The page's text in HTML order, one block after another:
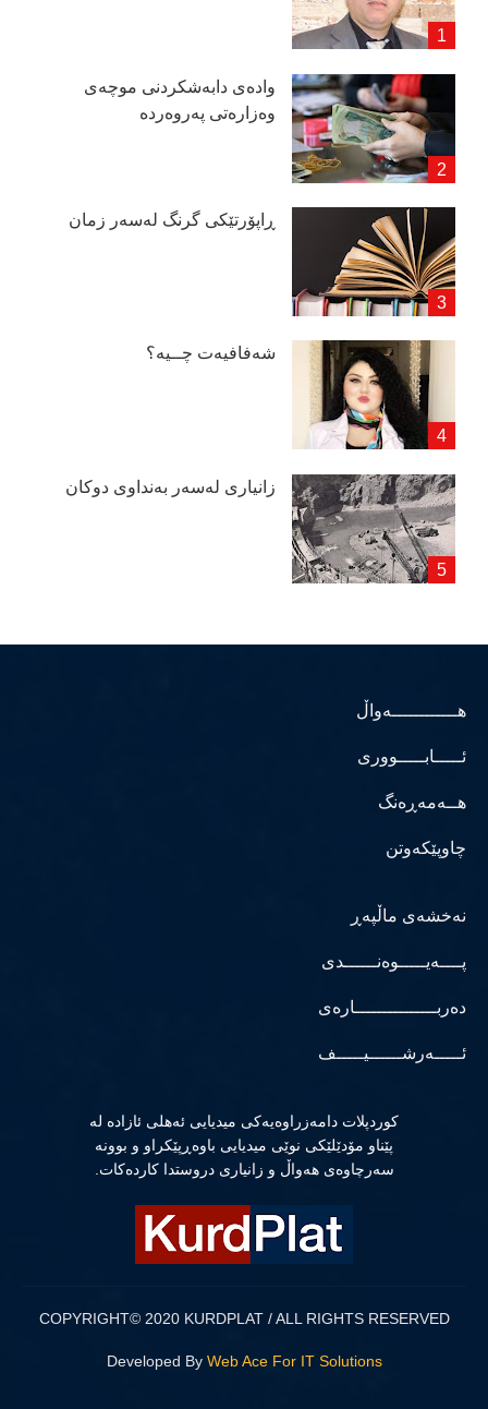
وادەی دابەشكردنی موچەی
وەزارەتی پەروەردە
ڕاپۆرتێكی گرنگ لەسەر زمان
شەفافیەت چــیە؟
زانیاری لەسەر بەنداوی دوكان
هــــــــــــەواڵ
ئـــــابـــــووری
هــەمەڕەنگ
چاوپێکەوتن
نەخشەی ماڵپەڕ
پــــەیـــــوەنــــــدی
دەربـــــــــــــــارەی
ئـــــەرشــــــیـــــف
كوردپلات دامەزراوەیەكی میدیایی ئەهلی ئازادە لە
پێناو مۆدێلێكی نوێی میدیایی باوەڕپێكراو و بوونە
سەرچاوەی هەواڵ و زانیاری دروستدا كاردەكات.
COPYRIGHT© 2020 KURDPLAT / ALL RIGHTS RESERVED
Web Ace For IT Solutions
Developed By